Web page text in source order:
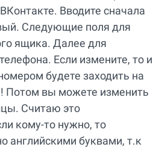
Вводите сначала
Следующие поля для
ящика. Далее для
Если измените, то и
будете заходить на
Потом вы можете изменить
Считаю это
кому-то нужно, то
английскими буквами, т.к